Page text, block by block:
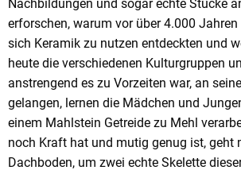
Nachbildungen und sogar echte Stücke
erforschen, warum vor über 4.000
sich Keramik zu nutzen entdeckten und
heute die verschiedenen Kulturgruppen
anstrengend es zu Vorzeiten war, an
gelangen, lernen die Mädchen und
einem Mahlstein Getreide zu Mehl
noch Kraft hat und mutig genug ist, geht
Dachboden, um zwei echte Skelette